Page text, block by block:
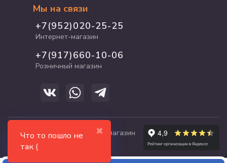
✖
Что то пошло не
так (
Программа лояльности
График работы
Полезные статьи
Акции
Для кошек
Для собак
Для грызунов
Для рыб и рептилий
Мы на связи
+7(952)020-25-25
Интернет-магазин
+7(917)660-10-06
Розничный магазин
© 2017-2026 zooshop21.ru - магазин
зоотоваров в Чебоксарах